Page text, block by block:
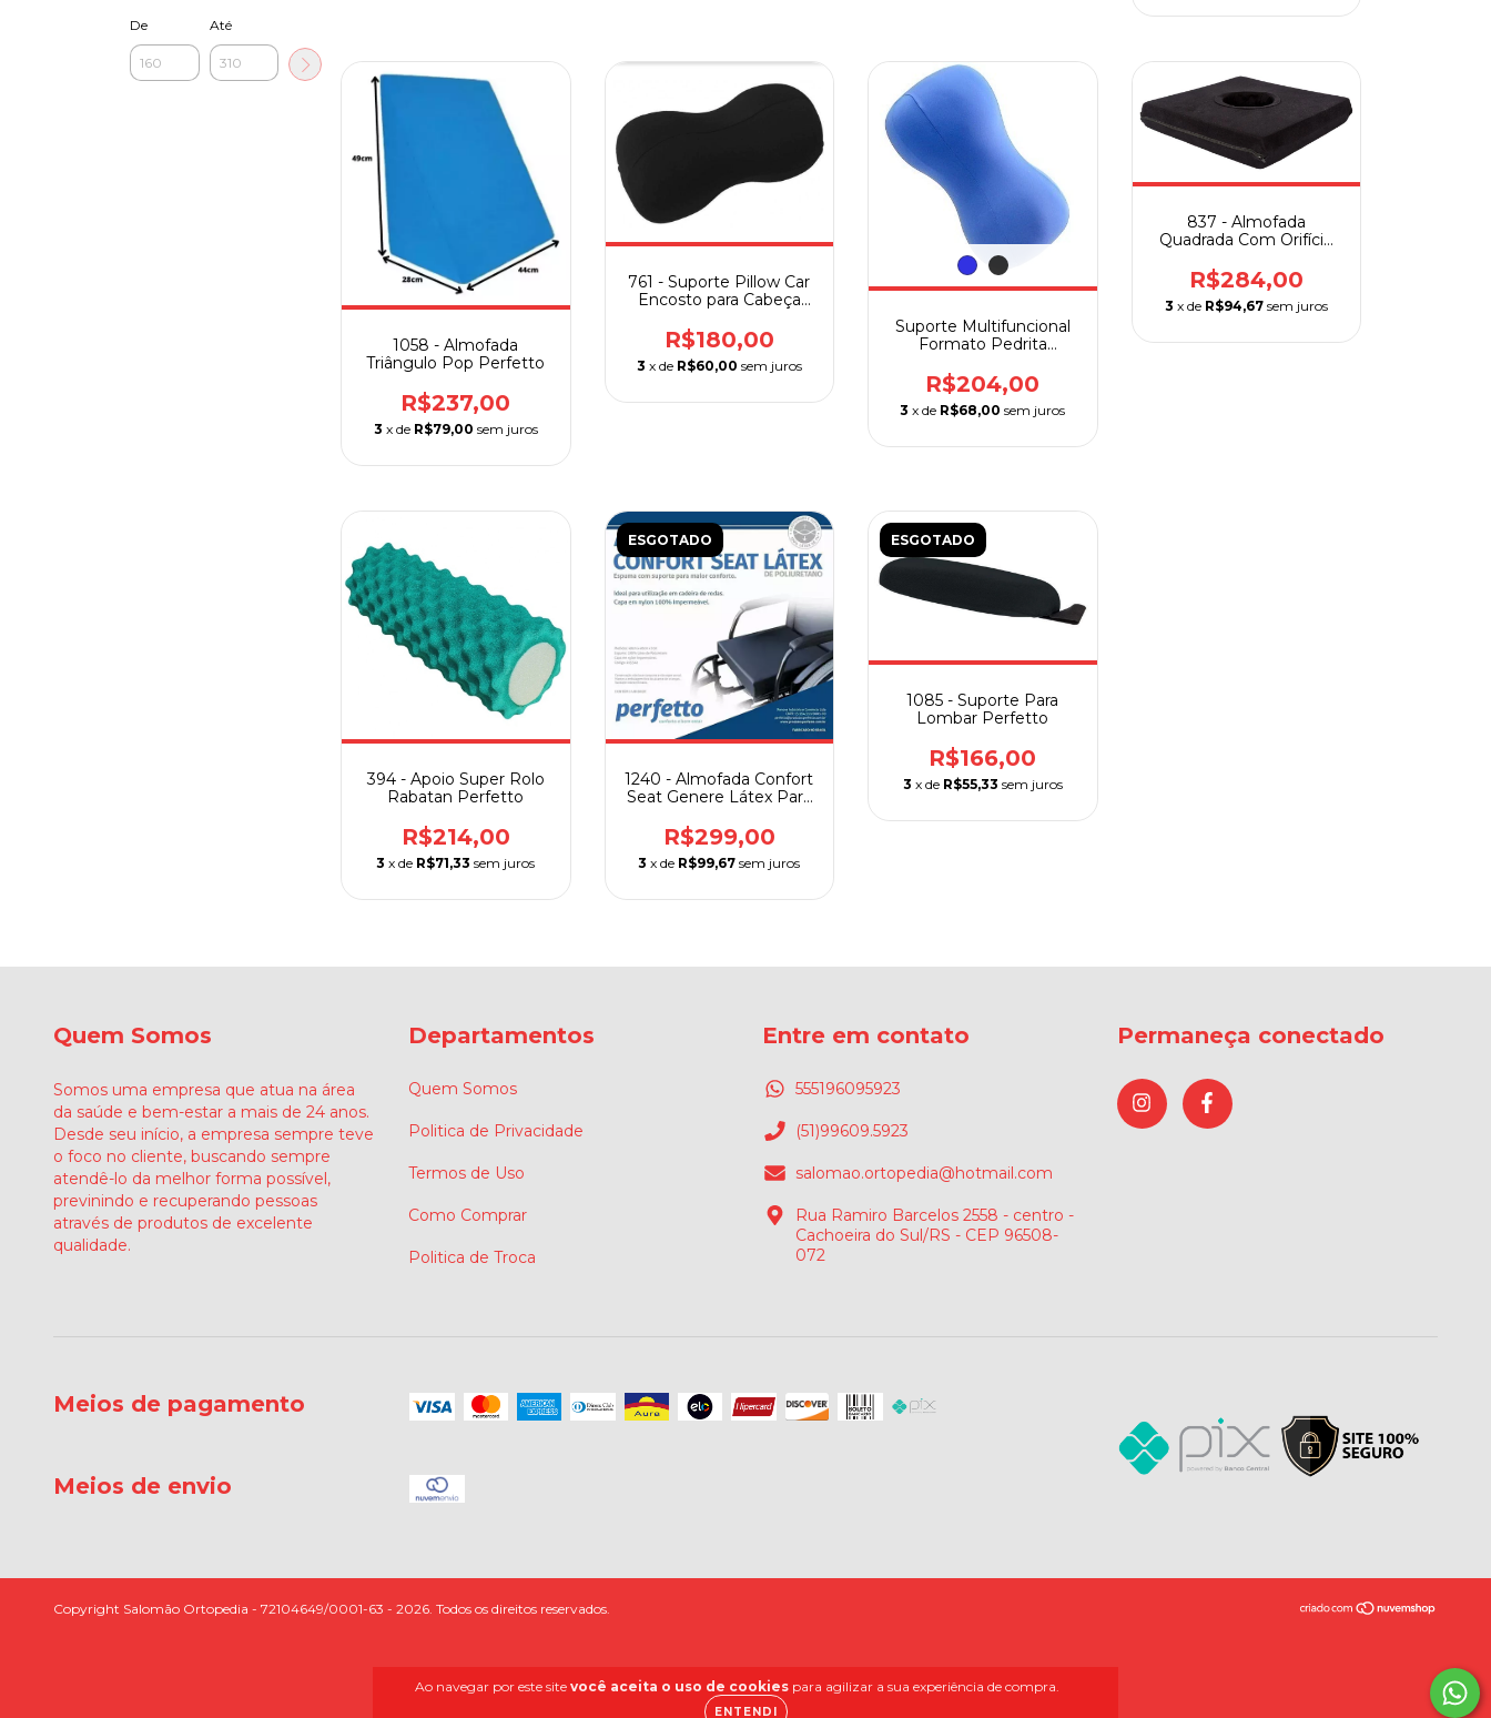
Ao navegar por este site você aceita o uso de cookiespara agilizar a sua experiência de compra.
ENTENDI
De Até
1058 - Almofada
Triângulo Pop Perfetto
R$237,00
3 x de R$79,00 sem juros
761 - Suporte Pillow Car
Encosto para Cabeça
R$180,00
3 x de R$60,00 sem juros
Suporte Multifuncional
Formato Pedrita
R$204,00
3 x de R$68,00 sem juros
837 - Almofada
Quadrada Com Orifício
R$284,00
3 x de R$94,67 sem juros
394 - Apoio Super Rolo
Rabatan Perfetto
R$214,00
3 x de R$71,33 sem juros
ESGOTADO
1240 - Almofada Confort
Seat Genere Látex Para
R$299,00
3 x de R$99,67 sem juros
ESGOTADO
1085 - Suporte Para
Lombar Perfetto
R$166,00
3 x de R$55,33 sem juros
Quem Somos
Somos uma empresa que atua na área
da saúde e bem-estar a mais de 24 anos.
Desde seu início, a empresa sempre teve
o foco no cliente, buscando sempre
atendê-lo da melhor forma possível,
previnindo e recuperando pessoas
através de produtos de excelente
qualidade.
Departamentos
Quem Somos
Politica de Privacidade
Termos de Uso
Como Comprar
Politica de Troca
Entre em contato
555196095923
(51)99609.5923
salomao.ortopedia@hotmail.com
Rua Ramiro Barcelos 2558 - centro -
Cachoeira do Sul/RS - CEP 96508-
072
Permaneça conectado
Meios de pagamento
Meios de envio
Copyright Salomão Ortopedia - 72104649/0001-63 - 2026. Todos os direitos reservados.